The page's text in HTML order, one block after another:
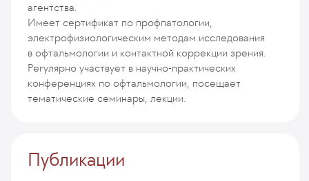
агентства.
Имеет сертификат по профпатологии,
электрофизиологическим методам исследования
в офтальмологии и контактной коррекции зрения.
Регулярно участвует в научно-практических
конференциях по офтальмологии, посещает
тематические семинары, лекции.
Публикации